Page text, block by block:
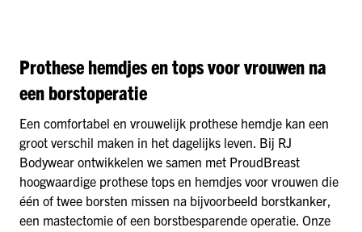
Prothese hemdjes en tops voor vrouwen na
een borstoperatie
Een comfortabel en vrouwelijk prothese hemdje kan een
groot verschil maken in het dagelijks leven. Bij RJ
Bodywear ontwikkelen we samen met ProudBreast
hoogwaardige prothese tops en hemdjes voor vrouwen die
één of twee borsten missen na bijvoorbeeld borstkanker,
een mastectomie of een borstbesparende operatie. Onze